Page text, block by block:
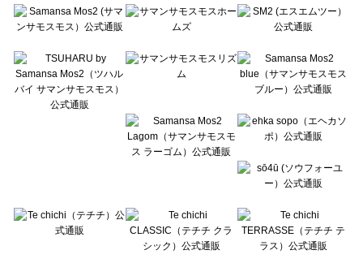
Te chichi（テチチ）のその他雑貨一覧
Te chichi CLASSIC（テチチ クラシック）のその他雑貨一覧
Lugnoncure（ルノンキュール）のその他雑貨一覧
BETTY'S BLUE（べティーズブルー）のその他雑貨一覧
Wpc.（ワールドパーティー）のその他雑貨一覧